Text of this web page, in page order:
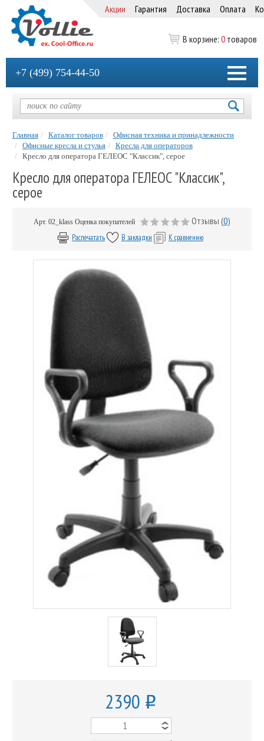
Акции Гарантия Доставка Оплата
В корзине: 0 товаров
+7 (499) 754-44-50
Главная Каталог товаров
Офисная техника и принадлежности
Офисные кресла и стулья
Кресла для операторов
Кресло для оператора ГЕЛЕОС "Классик", серое
Кресло для оператора ГЕЛЕОС "Классик",
серое
Арт. 02_klass Оценка покупателей Отзывы (0)
Распечатать В закладки К сравнению
2390 o